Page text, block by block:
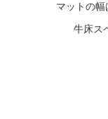
マットの
牛床ス